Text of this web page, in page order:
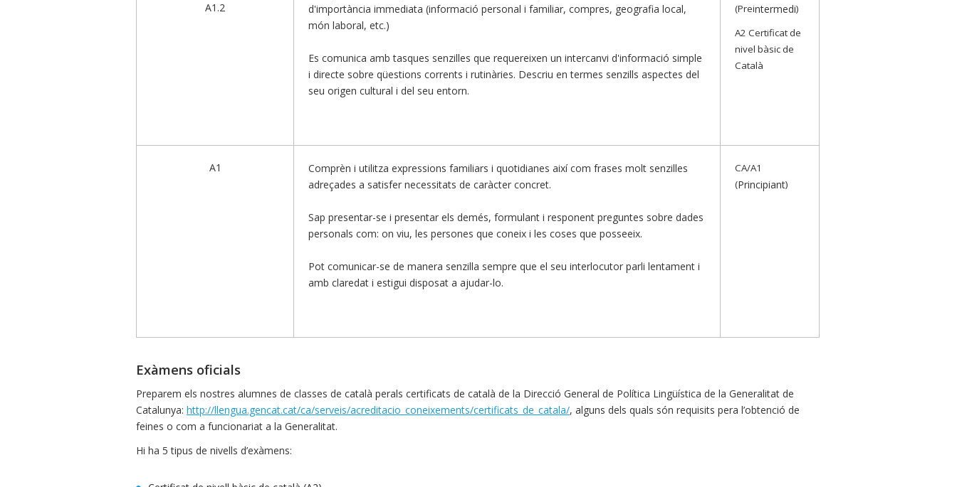
A1.2
d'importància immediata (informació personal i familiar, compres, geografia local,
món laboral, etc.)
Es comunica amb tasques senzilles que requereixen un intercanvi d'informació simple
i directe sobre qüestions corrents i rutinàries. Descriu en termes senzills aspectes del
seu origen cultural i del seu entorn.
(Preintermedi)
A2 Certificat de
nivel bàsic de
Català
A1
Comprèn i utilitza expressions familiars i quotidianes així com frases molt senzilles
adreçades a satisfer necessitats de caràcter concret.
Sap presentar-se i presentar els demés, formulant i responent preguntes sobre dades
personals com: on viu, les persones que coneix i les coses que posseeix.
Pot comunicar-se de manera senzilla sempre que el seu interlocutor parli lentament i
amb claredat i estigui disposat a ajudar-lo.
CA/A1
(Principiant)
Exàmens oficials
Preparem els nostres alumnes de classes de català perals certificats de català de la Direcció General de Política Lingüística de la Generalitat de
Catalunya: http://llengua.gencat.cat/ca/serveis/acreditacio_coneixements/certificats_de_catala/, alguns dels quals són requisits pera l’obtenció de
feines o com a funcionariat a la Generalitat.
Hi ha 5 tipus de nivells d’exàmens: